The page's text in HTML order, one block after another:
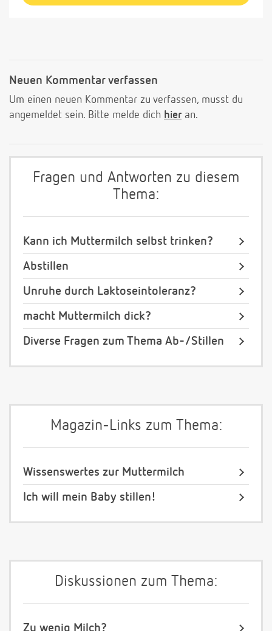
Neuen Kommentar verfassen
Um einen neuen Kommentar zu verfassen, musst du
angemeldet sein. Bitte melde dich hier an.
Fragen und Antworten zu diesem
Thema:
Kann ich Muttermilch selbst trinken?
Abstillen
Unruhe durch Laktoseintoleranz?
macht Muttermilch dick?
Diverse Fragen zum Thema Ab-/Stillen
Magazin-Links zum Thema:
Wissenswertes zur Muttermilch
Ich will mein Baby stillen!
Diskussionen zum Thema:
Zu wenig Milch?